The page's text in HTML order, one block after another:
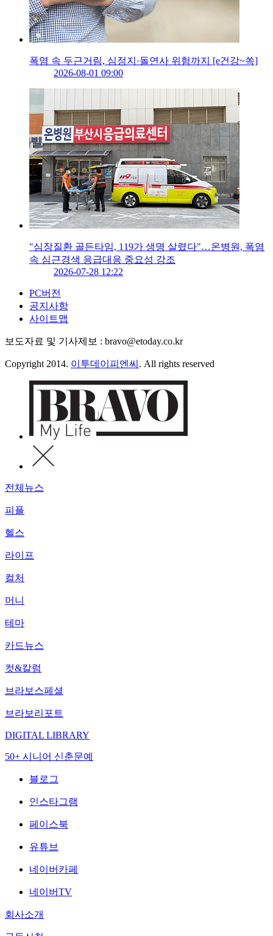
폭염 속 두근거림, 심정지·돌연사 위험까지 [e건강~쏙]
2026-08-01 09:00
"심장질환 골든타임, 119가 생명 살렸다"…온병원, 폭염
속 심근경색 응급대응 중요성 강조
2026-07-28 12:22
PC버전
공지사항
사이트맵
보도자료 및 기사제보 : bravo@etoday.co.kr
Copyright 2014. 이투데이피엔씨 . All rights reserved
전체뉴스
피플
헬스
라이프
컬처
머니
테마
카드뉴스
컷&칼럼
브라보스페셜
브라보리포트
DIGITAL LIBRARY
50+ 시니어 신춘문예
블로그
인스타그램
페이스북
유튜브
네이버카페
네이버TV
회사소개